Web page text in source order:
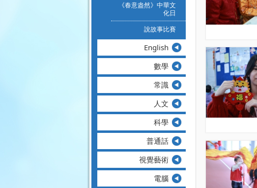
《春意盎然》中華文
化日
說故事比賽
English
數學
常識
人文
科學
普通話
視覺藝術
電腦